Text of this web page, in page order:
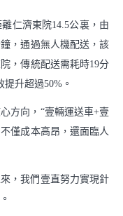
仁濟東院14.5公裏，由
，通過無人機配送，該
，傳統配送需耗時19分
升超過50%。
方向，“壹輛運送車+壹
僅成本高昂，還面臨人
，我們壹直努力實現針